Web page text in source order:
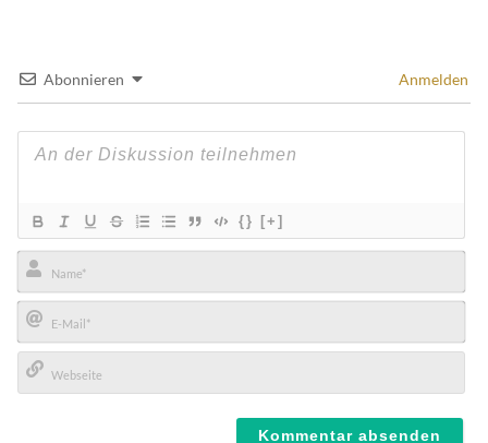
Abonnieren Anmelden
{} [+]
Name*
E-
Mail*